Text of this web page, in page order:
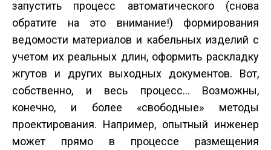
запустить процесс автоматического (снова
обратите на это внимание!) формирования
ведомости материалов и кабельных изделий с
учетом их реальных длин, оформить раскладку
жгутов и других выходных документов. Вот,
собственно, и весь процесс… Возможны,
конечно, и более «свободные» методы
проектирования. Например, опытный инженер
может прямо в процессе размещения